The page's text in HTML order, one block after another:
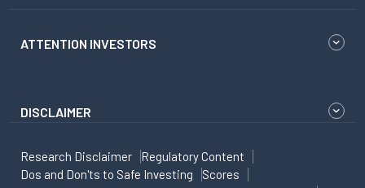
ATTENTION INVESTORS
DISCLAIMER
Research Disclaimer
Regulatory Content
Dos and Don'ts to Safe Investing
Scores